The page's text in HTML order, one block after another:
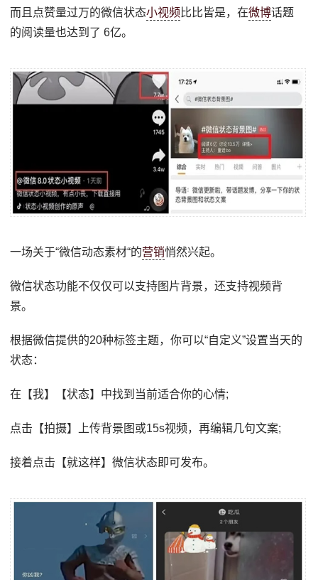
而且点赞量过万的微信状态小视频 比比皆是，在微博话题
的阅读量也达到了 6亿。
一场关于“微信动态素材“的营销悄然兴起。
微信状态功能不仅仅可以支持图片背景，还支持视频背
景。
根据微信提供的20种标签主题，你可以“自定义”设置当天的
状态：
在【我】【状态】中找到当前适合你的心情;
点击【拍摄】上传背景图或15s视频，再编辑几句文案;
接着点击【就这样】微信状态即可发布。